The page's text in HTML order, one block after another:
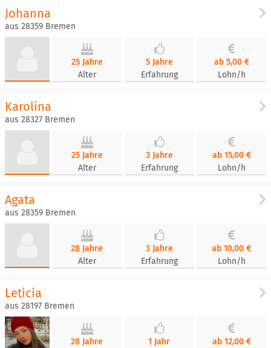
Johanna
aus 28359 Bremen
25 Jahre
Alter
5 Jahre
Erfahrung
ab 5,00 €
Lohn/h
Karolina
aus 28327 Bremen
25 Jahre
Alter
3 Jahre
Erfahrung
ab 15,00 €
Lohn/h
Agata
aus 28359 Bremen
28 Jahre
Alter
3 Jahre
Erfahrung
ab 10,00 €
Lohn/h
Leticia
aus 28197 Bremen
28 Jahre
1 Jahr
ab 12,00 €